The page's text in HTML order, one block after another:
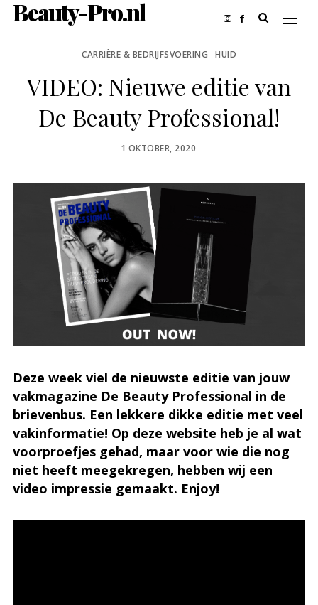
Beauty-Pro.nl
CARRIÈRE & BEDRIJFSVOERING HUID
VIDEO: Nieuwe editie van
De Beauty Professional!
POSTED
1 OKTOBER, 2020
Deze week viel de nieuwste editie van jouw
vakmagazine De Beauty Professional in de
brievenbus. Een lekkere dikke editie met veel
vakinformatie! Op deze website heb je al wat
voorproefjes gehad, maar voor wie die nog
niet heeft meegekregen, hebben wij een
video impressie gemaakt. Enjoy!